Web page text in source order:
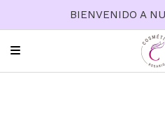
BIENVENIDO A